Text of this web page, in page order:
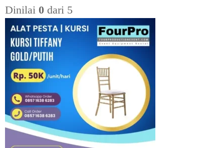
Dinilai 0 dari 5